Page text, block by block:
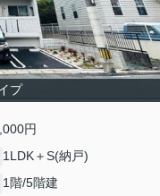
プ
円
1LDK＋S(納戸)
1階/5階建